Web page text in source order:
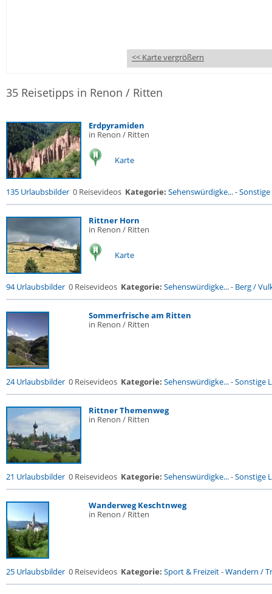
<< Karte vergrößern
35 Reisetipps in Renon / Ritten
Erdpyramiden
in Renon / Ritten
Karte
135 Urlaubsbilder 0 Reisevideos Kategorie: Sehenswürdigke...-Sonstige
Rittner Horn
in Renon / Ritten
Karte
94 Urlaubsbilder 0 Reisevideos Kategorie: Sehenswürdigke...- Berg /
Sommerfrische am Ritten
in Renon / Ritten
24 Urlaubsbilder 0 Reisevideos Kategorie: Sehenswürdigke...-Sonstige
Rittner Themenweg
in Renon / Ritten
21 Urlaubsbilder 0 Reisevideos Kategorie: Sehenswürdigke...-Sonstige
Wanderweg Keschtnweg
in Renon / Ritten
25 Urlaubsbilder 0 Reisevideos Kategorie: Sport & Freizeit-Wandern /